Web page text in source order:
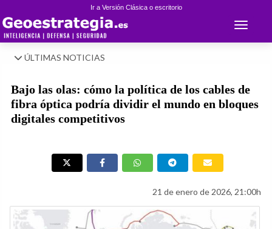
Ir a Versión Clásica o escritorio
Toggle
ÚLTIMAS NOTICIAS
Bajo las olas: cómo la política de los cables de
fibra óptica podría dividir el mundo en bloques
digitales competitivos
21 de enero de 2026, 21:00h